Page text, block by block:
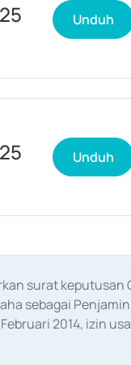
Unduh
Unduh
surat
sebagai
2014, izin